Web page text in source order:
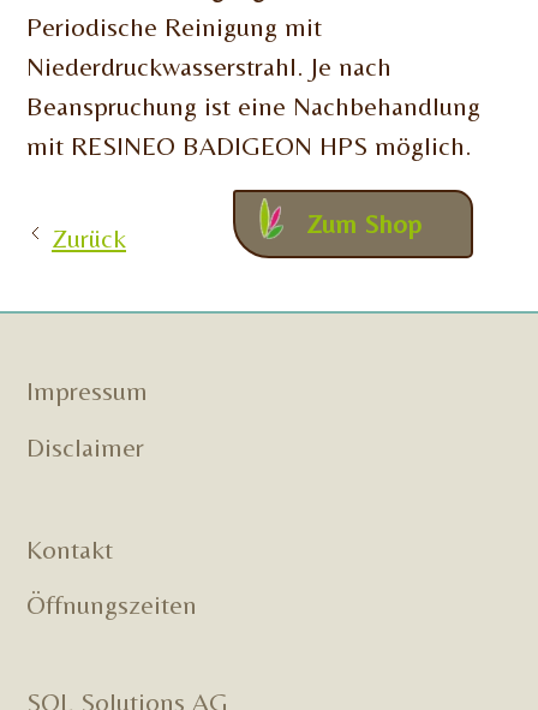
Zum Shop
Periodische Reinigung mit
Niederdruckwasserstrahl. Je nach
Beanspruchung ist eine Nachbehandlung
mit RESINEO BADIGEON HPS möglich.
Zurück
Impressum
Disclaimer
Kontakt
Öffnungszeiten
SOL Solutions AG